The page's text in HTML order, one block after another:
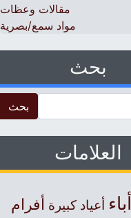
مقالات وعظات
مواد سمع/بصرية
بحث
العلامات
أباء أعياد كبيرة أفرام